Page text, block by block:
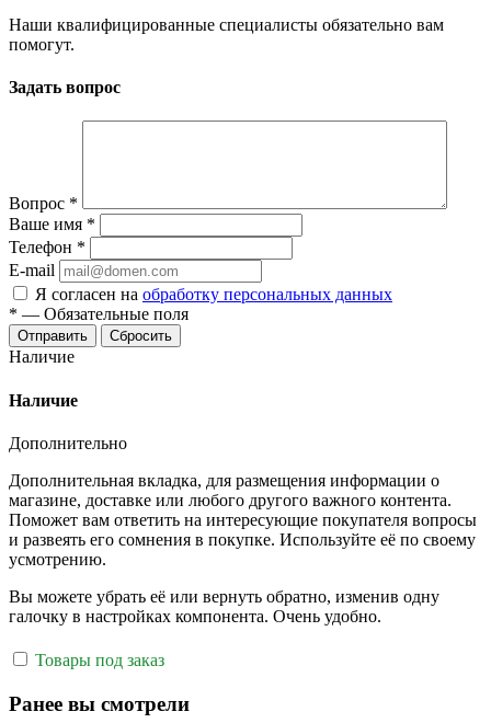
Наши квалифицированные специалисты обязательно вам
помогут.
Задать вопрос
Вопрос *
Ваше имя *
Телефон *
E-mail
Я согласен на обработку персональных данных
* — Обязательные поля
Отправить Сбросить
Наличие
Наличие
Дополнительно
Дополнительная вкладка, для размещения информации о
магазине, доставке или любого другого важного контента.
Поможет вам ответить на интересующие покупателя вопросы
и развеять его сомнения в покупке. Используйте её по своему
усмотрению.
Вы можете убрать её или вернуть обратно, изменив одну
галочку в настройках компонента. Очень удобно.
Товары под заказ
Ранее вы смотрели